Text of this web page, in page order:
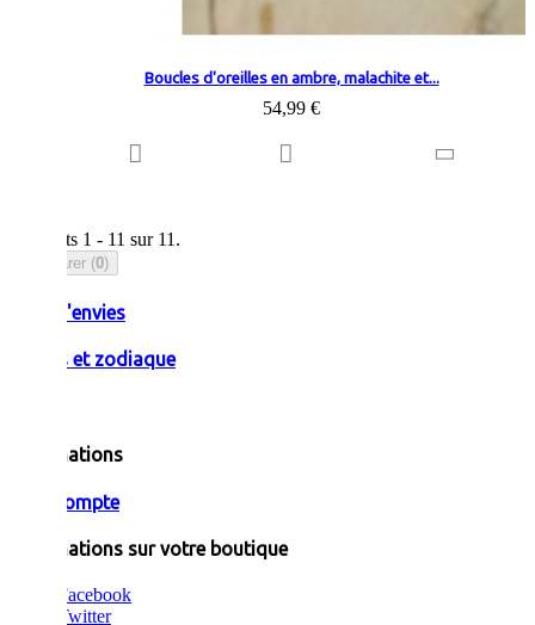
Boucles d'oreilles en ambre, malachite et...
54,99 €
Résultats 1 - 11 sur 11.
Comparer (0)
Liste d'envies
Pierres et zodiaque
Informations
Mon compte
Informations sur votre boutique
Facebook
Twitter